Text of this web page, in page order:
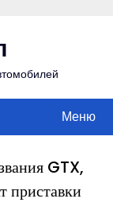
Меню
GTX,
приставки